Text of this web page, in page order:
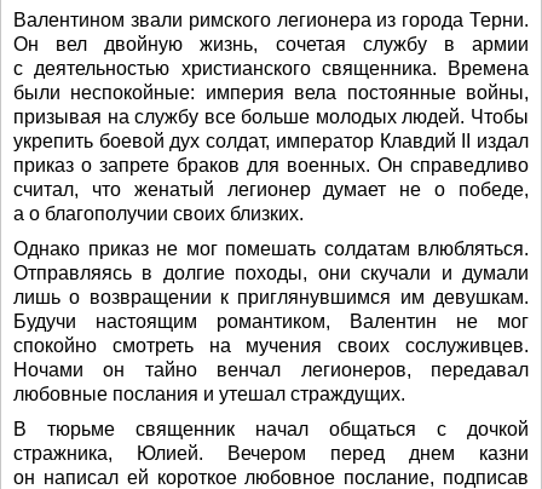
Валентином звали римского легионера из города Терни.
Он вел двойную жизнь, сочетая службу в армии
с деятельностью христианского священника. Времена
были неспокойные: империя вела постоянные войны,
призывая на службу все больше молодых людей. Чтобы
укрепить боевой дух солдат, император Клавдий II издал
приказ о запрете браков для военных. Он справедливо
считал, что женатый легионер думает не о победе,
а о благополучии своих близких.
Однако приказ не мог помешать солдатам влюбляться.
Отправляясь в долгие походы, они скучали и думали
лишь о возвращении к приглянувшимся им девушкам.
Будучи настоящим романтиком, Валентин не мог
спокойно смотреть на мучения своих сослуживцев.
Ночами он тайно венчал легионеров, передавал
любовные послания и утешал страждущих.
В тюрьме священник начал общаться с дочкой
стражника, Юлией. Вечером перед днем казни
он написал ей короткое любовное послание, подписав